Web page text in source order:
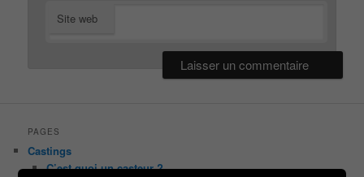
Site web
PAGES
Castings
C’est quoi un casteur ?